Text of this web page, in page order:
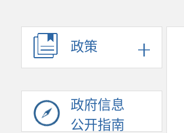
政策
政府信息
公开指南